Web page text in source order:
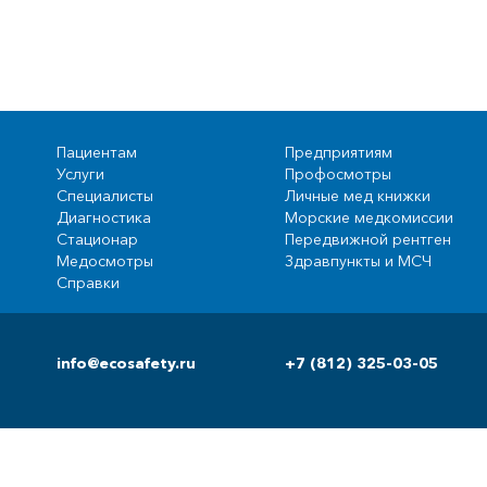
Пациентам
Услуги
Специалисты
Диагностика
Стационар
Медосмотры
Справки
Предприятиям
Профосмотры
Личные мед книжки
Морские медкомиссии
Передвижной рентген
Здравпункты и МСЧ
info@ecosafety.ru +7 (812) 325-03-05